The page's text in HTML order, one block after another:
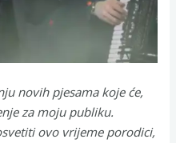
novih pjesama koje će,
za moju publiku.
ovo vrijeme porodici,